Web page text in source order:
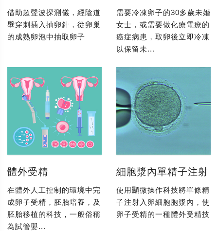
借助超聲波探測儀，經陰道
壁穿刺插入抽卵針，從卵巢
的成熟卵泡中抽取卵子
需要冷凍卵子的30多歲未婚
女士，或需要做化療電療的
癌症病患，取卵後立即冷凍
以保留未...
體外受精
在體外人工控制的環境中完
成卵子受精，胚胎培養，及
胚胎移植的科技，一般俗稱
為試管嬰...
細胞漿內單精子注射
使用顯微操作科技將單條精
子注射入卵細胞胞漿內，使
卵子受精的一種體外受精技